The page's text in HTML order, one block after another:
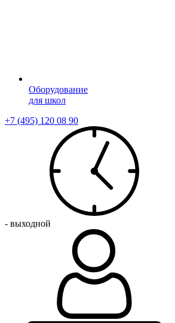
Оборудование
для школ
+7 (495) 120 08 90
- выходной